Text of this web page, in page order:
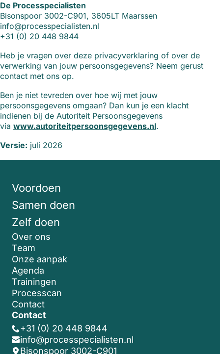
De Processpecialisten
Bisonspoor 3002-C901, 3605LT Maarssen
info@processpecialisten.nl
+31 (0) 20 448 9844
Heb je vragen over deze privacyverklaring of over de
verwerking van jouw persoonsgegevens? Neem gerust
contact met ons op.
Ben je niet tevreden over hoe wij met jouw
persoonsgegevens omgaan? Dan kun je een klacht
indienen bij de Autoriteit Persoonsgegevens
via www.autoriteitpersoonsgegevens.nl.
Versie: juli 2026
Voordoen
Samen doen
Zelf doen
Over ons
Team
Onze aanpak
Agenda
Trainingen
Processcan
Contact
Contact
+31 (0) 20 448 9844
info@processpecialisten.nl
Bisonspoor 3002-C901